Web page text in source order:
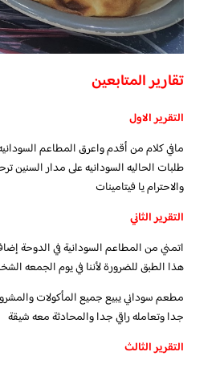
تقارير المتابعين
التقرير الاول
طلبات الحاليه السودانيه على مدار
والاحترام يا فيتامينات
التقرير الثاني
اتمني من المطاعم السودانية في الدوحة
هذا الطبق للضرورة لأننا في يوم الجمعه
مطعم سوداني يبيع جميع المأكولات
جدا وتعامله راقي جدا والمحادثة معه شيقة
التقرير الثالث